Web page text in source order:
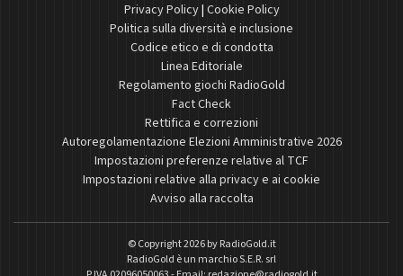
Privacy Policy| Cookie Policy
Politica sulla diversità e inclusione
Codice etico e di condotta
Linea Editoriale
Regolamento giochi RadioGold
Fact Check
Rettifica e correzioni
Autoregolamentazione Elezioni Amministrative 2026
Impostazioni preferenze relative al TCF
Impostazioni relative alla privacy e ai cookie
Avviso alla raccolta
© Copyright 2026 byRadioGold.it
RadioGold è un marchio S.E.R. srl